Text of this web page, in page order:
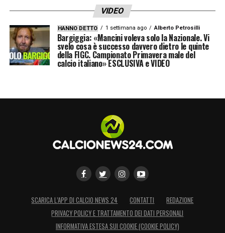
LA PLAYLIST DELLE NOSTRE TOP NEWS
VIDEO
HANNO DETTO 1 settimana ago Alberto Petrosilli
Bargiggia: «Mancini voleva solo la Nazionale. Vi
svelo cosa è successo davvero dietro le quinte
della FIGC. Campionato Primavera male del
calcio italiano» ESCLUSIVA e VIDEO
SCARICA L’APP DI CALCIO NEWS 24 CONTATTI
REDAZIONE
PRIVACY POLICY E TRATTAMENTO DEI DATI PERSONALI
INFORMATIVA ESTESA SUI COOKIE (COOKIE POLICY)